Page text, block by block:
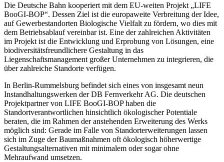
Die Deutsche Bahn kooperiert mit dem EU-weiten Projekt „LIFE
BooGI-BOP“. Dessen Ziel ist die europaweite Verbreitung der Idee,
auf Gewerbestandorten Biologische Vielfalt zu fördern, wo dies mit
dem Betriebsablauf vereinbar ist. Eine der zahlreichen Aktivitäten
im Projekt ist die Entwicklung und Erprobung von Lösungen, eine
biodiversitätsfreundlichere Gestaltung in das
Liegenschaftsmanagement großer Unternehmen zu integrieren, die
über zahlreiche Standorte verfügen.
In Berlin-Rummelsburg befindet sich eines von insgesamt neun
Instandhaltungswerken der DB Fernverkehr AG. Die deutschen
Projektpartner von LIFE BooGI-BOP haben die
Standortverantwortlichen hinsichtlich ökologischer Potentiale
beraten, die im Rahmen der anstehenden Erweiterung des Werks
möglich sind: Gerade im Falle von Standorterweiterungen lassen
sich im Zuge der Baumaßnahmen oft ökologisch höherwertige
Gestaltungsalternativen mit minimalem oder sogar ohne
Mehraufwand umsetzen.